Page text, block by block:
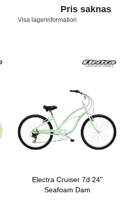
Pris saknas
Visa lagerinformation
Electra Cruiser 7d 24"
Seafoam Dam